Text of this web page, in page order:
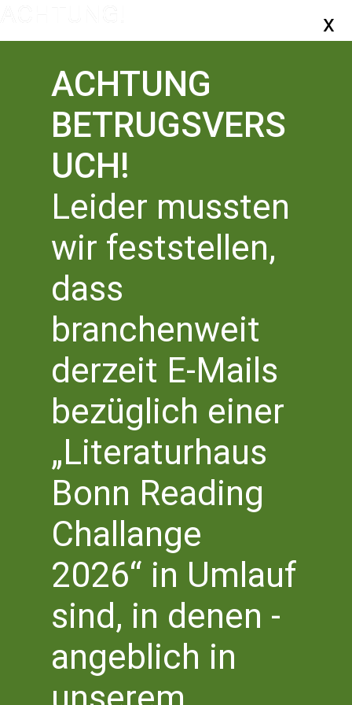
ZURÜCK ZUR ÜBERSICHT
LESEKREIS
WORTREICH
DOROTHEE ELMIGER
»AUS DER
ZUCKERFABRIK«
Montag, 6. Juli 2026,19.30 Uhr
ACHTUNG
BETRUGSVERS
UCH!
Leider mussten
wir feststellen,
dass
branchenweit
derzeit E-Mails
bezüglich einer
„Literaturhaus
Bonn Reading
Challange
2026“ in Umlauf
sind, in denen -
angeblich in